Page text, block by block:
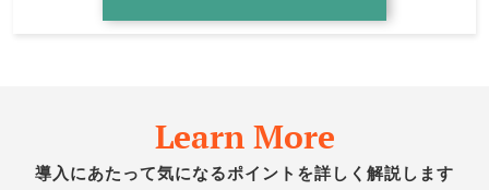
Learn More
導入にあたって気になるポイントを詳しく解説します